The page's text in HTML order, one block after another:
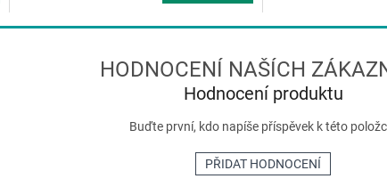
Hodnocení produktu
Buďte první, kdo napíše příspěvek k této
PŘIDAT HODNOCENÍ